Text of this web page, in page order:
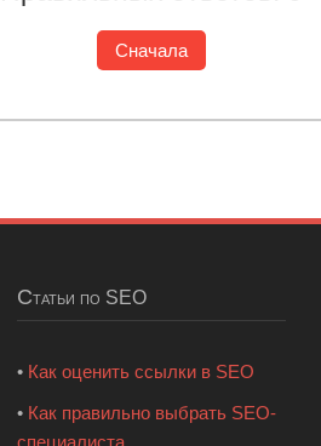
Сначала
Статьи по SEO
• Как оценить ссылки в SEO
• Как правильно выбрать SEO-
специалиста